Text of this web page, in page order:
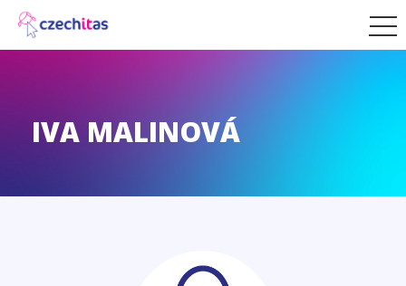
IVA MALINOVÁ